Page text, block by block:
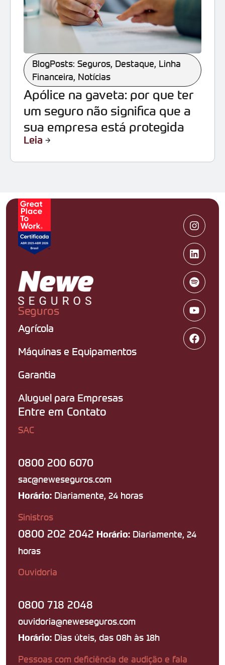
BlogPosts: Seguros, Destaque, Linha
Financeira, Notícias
Apólice na gaveta: por que ter
um seguro não significa que a
sua empresa está protegida
Leia
Seguros
Agrícola
Máquinas e Equipamentos
Garantia
Aluguel para Empresas
Entre em Contato
SAC
0800 200 6070
sac@neweseguros.com
Horário: Diariamente, 24 horas
Sinistros
0800 202 2042 Horário: Diariamente, 24
horas
Ouvidoria
0800 718 2048
ouvidoria@neweseguros.com
Horário: Dias úteis, das 08h às 18h
Pessoas com deficiência de audição e fala